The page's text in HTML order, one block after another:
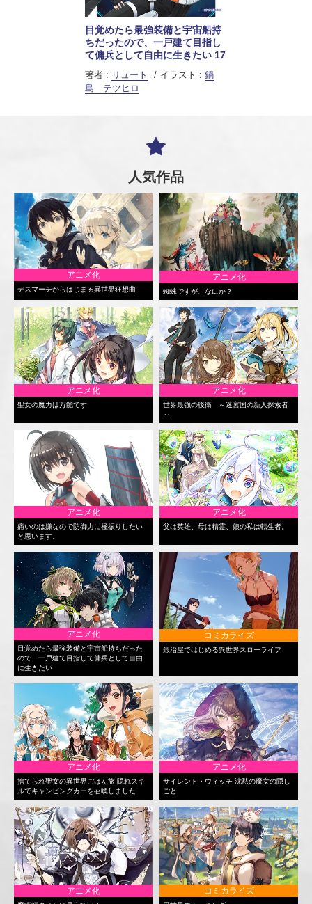
目覚めたら最強装備と宇宙船持
ちだったので、一戸建て目指し
て傭兵として自由に生きたい 17
著者 : リュート イラスト : 鍋
島 テツヒロ
人気作品
アニメ化
デスマーチからはじまる異世界狂想曲
アニメ化
蜘蛛ですが、なにか？
アニメ化
聖女の魔力は万能です
アニメ化
世界最強の後衛 ～迷宮国の新人探索者
～
アニメ化
痛いのは嫌なので防御力に極振りしたい
と思います。
アニメ化
父は英雄、母は精霊、娘の私は転生者。
アニメ化
目覚めたら最強装備と宇宙船持ちだった
ので、一戸建て目指して傭兵として自由
に生きたい
コミカライズ
鍛冶屋ではじめる異世界スローライフ
アニメ化
捨てられ聖女の異世界ごはん旅 隠れスキ
ルでキャンピングカーを召喚しました
アニメ化
サイレント・ウィッチ 沈黙の魔女の隠し
ごと
アニメ化 コミカライズ